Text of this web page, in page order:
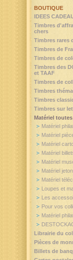
BOUTIQUE
IDEES
Timbres
chers
Timbres rares
Timbres de
Timbres de
Timbres des
et TAAF
Timbres de
Timbres
Timbres
Timbres sur
Matériel
Matériel
Matériel
Matériel
Matériel
Matériel
Matériel
Matériel
Loupes et
Les
Pour vos
Matériel
Librairie du
Pièces de
Billets de